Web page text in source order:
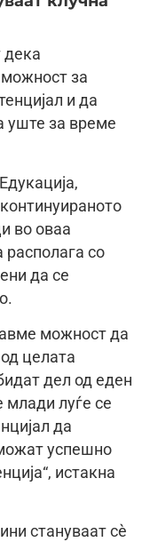
дека
за
и да
уште за време
во оваа
располага со
да се
можност да
целата
дел од еден
млади луѓе се
да
успешно
истакна
стануваат сè